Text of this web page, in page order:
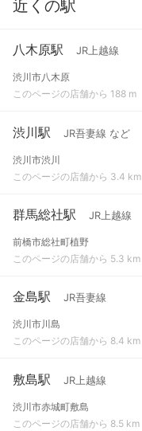
近くの駅
八木原駅 JR上越線
渋川市八木原
このページの店舗から 188 m
渋川駅 JR吾妻線 など
渋川市渋川
このページの店舗から 3.4 km
群馬総社駅 JR上越線
前橋市総社町植野
このページの店舗から 5.3 km
金島駅 JR吾妻線
渋川市川島
このページの店舗から 8.4 km
敷島駅 JR上越線
渋川市赤城町敷島
このページの店舗から 8.5 km